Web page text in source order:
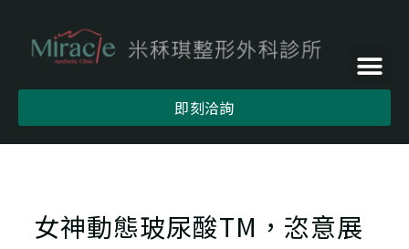
即刻洽詢
女神動態玻尿酸TM，恣意展